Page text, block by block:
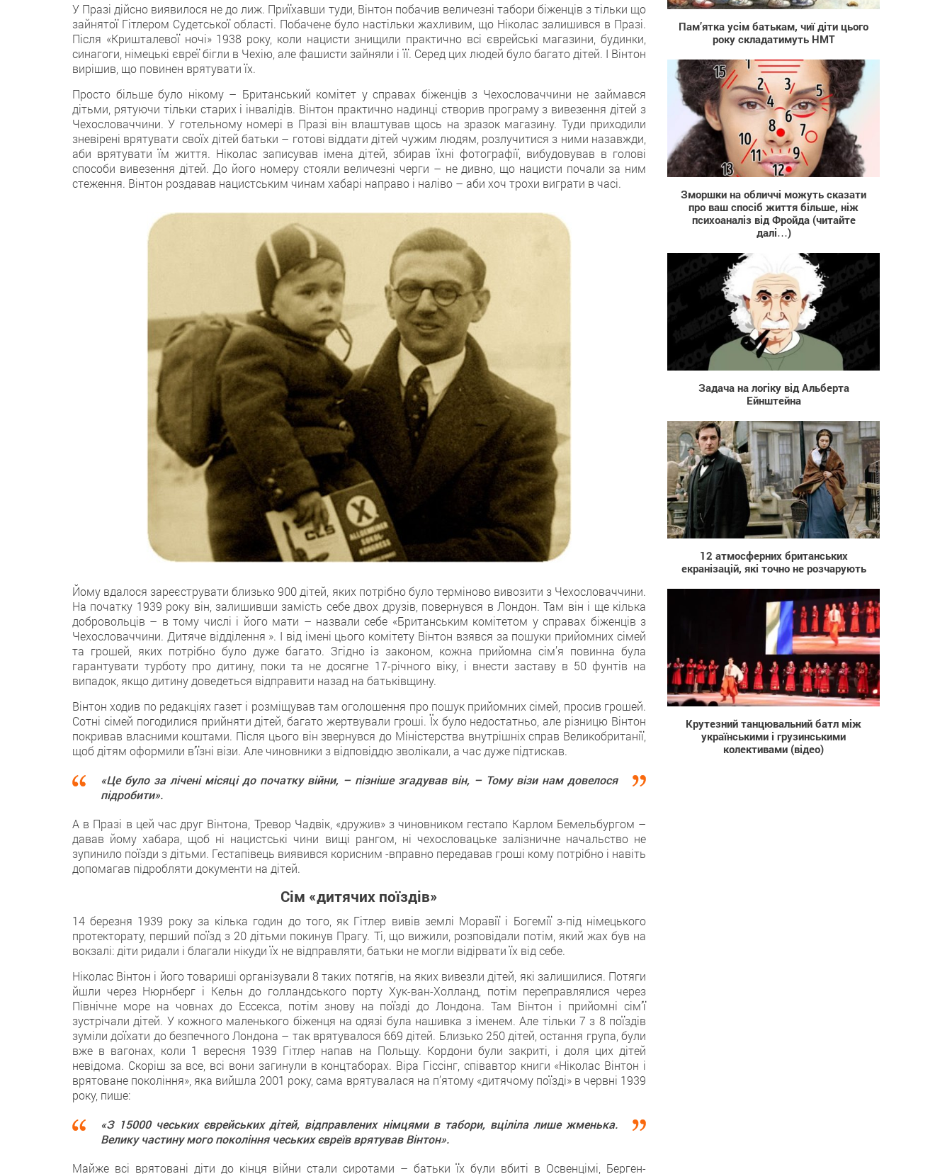
У Празі дійсно виявилося не до лиж. Приїхавши туди, Вінтон побачив величезні табори біженців з тільки що
зайнятої Гітлером Судетської області. Побачене було настільки жахливим, що Ніколас залишився в Празі.
Після «Кришталевої ночі» 1938 року, коли нацисти знищили практично всі єврейські магазини, будинки,
синагоги, німецькі євреї бігли в Чехію, але фашисти зайняли і її. Серед цих людей було багато дітей. І Вінтон
вирішив, що повинен врятувати їх.
Просто більше було нікому – Британський комітет у справах біженців з Чехословаччини не займався
дітьми, рятуючи тільки старих і інвалідів. Вінтон практично надинці створив програму з вивезення дітей з
Чехословаччини. У готельному номері в Празі він влаштував щось на зразок магазину. Туди приходили
зневірені врятувати своїх дітей батьки – готові віддати дітей чужим людям, розлучитися з ними назавжди,
аби врятувати їм життя. Ніколас записував імена дітей, збирав їхні фотографії, вибудовував в голові
способи вивезення дітей. До його номеру стояли величезні черги – не дивно, що нацисти почали за ним
стеження. Вінтон роздавав нацистським чинам хабарі направо і наліво – аби хоч трохи виграти в часі.
Йому вдалося зареєструвати близько 900 дітей, яких потрібно було терміново вивозити з Чехословаччини.
На початку 1939 року він, залишивши замість себе двох друзів, повернувся в Лондон. Там він і ще кілька
добровольців – в тому числі і його мати – назвали себе «Британським комітетом у справах біженців з
Чехословаччини. Дитяче відділення ». І від імені цього комітету Вінтон взявся за пошуки прийомних сімей
та грошей, яких потрібно було дуже багато. Згідно із законом, кожна прийомна сім’я повинна була
гарантувати турботу про дитину, поки та не досягне 17-річного віку, і внести заставу в 50 фунтів на
випадок, якщо дитину доведеться відправити назад на батьківщину.
Вінтон ходив по редакціях газет і розміщував там оголошення про пошук прийомних сімей, просив грошей.
Сотні сімей погодилися прийняти дітей, багато жертвували гроші. Їх було недостатньо, але різницю Вінтон
покривав власними коштами. Після цього він звернувся до Міністерства внутрішніх справ Великобританії,
щоб дітям оформили в’їзні візи. Але чиновники з відповіддю зволікали, а час дуже підтискав.
«Це було за лічені місяці до початку війни, – пізніше згадував він, – Тому візи нам довелося
підробити».
А в Празі в цей час друг Вінтона, Тревор Чадвік, «дружив» з чиновником гестапо Карлом Бемельбургом –
давав йому хабара, щоб ні нацистські чини вищі рангом, ні чехословацьке залізничне начальство не
зупинило поїзди з дітьми. Гестапівець виявився корисним -вправно передавав гроші кому потрібно і навіть
допомагав підробляти документи на дітей.
Сім «дитячих поїздів»
14 березня 1939 року за кілька годин до того, як Гітлер вивів землі Моравії і Богемії з-під німецького
протекторату, перший поїзд з 20 дітьми покинув Прагу. Ті, що вижили, розповідали потім, який жах був на
вокзалі: діти ридали і благали нікуди їх не відправляти, батьки не могли відірвати їх від себе.
Ніколас Вінтон і його товариші організували 8 таких потягів, на яких вивезли дітей, які залишилися. Потяги
йшли через Нюрнберг і Кельн до голландського порту Хук-ван-Холланд, потім переправлялися через
Північне море на човнах до Ессекса, потім знову на поїзді до Лондона. Там Вінтон і прийомні сім’ї
зустрічали дітей. У кожного маленького біженця на одязі була нашивка з іменем. Але тільки 7 з 8 поїздів
зуміли доїхати до безпечного Лондона – так врятувалося 669 дітей. Близько 250 дітей, остання група, були
вже в вагонах, коли 1 вересня 1939 Гітлер напав на Польщу. Кордони були закриті, і доля цих дітей
невідома. Скоріш за все, всі вони загинули в концтаборах. Віра Гіссінг, співавтор книги «Ніколас Вінтон і
врятоване покоління», яка вийшла 2001 року, сама врятувалася на п’ятому «дитячому поїзді» в червні 1939
року, пише:
«З 15000 чеських єврейських дітей, відправлених німцями в табори, вціліла лише жменька.
Велику частину мого покоління чеських євреїв врятував Вінтон».
Майже всі врятовані діти до кінця війни стали сиротами – батьки їх були вбиті в Освенцімі, Берген-
Пам’ятка усім батькам, чиї діти цього
року складатимуть НМТ
5 320
Зморшки на обличчі можуть сказати
про ваш cпосіб життя більше, ніж
психоаналіз від Фройда (читайте
далі…)
Задача на логіку від Альберта
Ейнштейна
79 465
12 атмосферних британських
екранізацій, які точно не розчарують
82 700
Крутезний танцювальний батл між
українськими і грузинськими
колективами (відео)